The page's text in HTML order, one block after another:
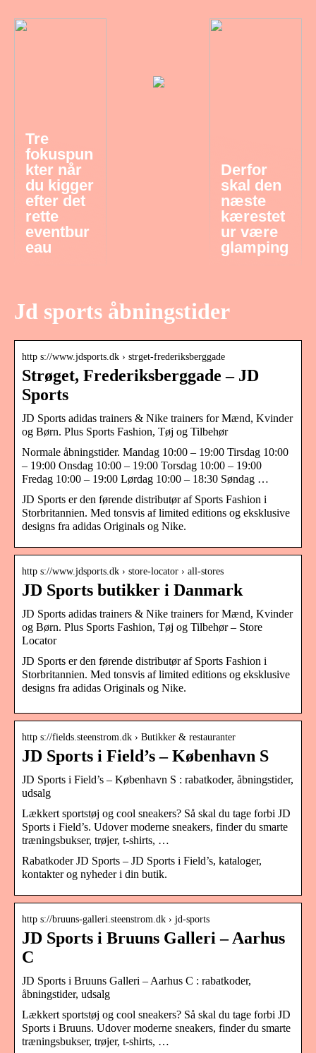
Tre
fokuspun
kter når
du kigger
efter det
rette
eventbur
eau
Derfor
skal den
næste
kærestet
ur være
glamping
Jd sports åbningstider
http s://www.jdsports.dk › strget-frederiksberggade
Strøget, Frederiksberggade – JD
Sports
JD Sports adidas trainers & Nike trainers for Mænd, Kvinder
og Børn. Plus Sports Fashion, Tøj og Tilbehør
Normale åbningstider. Mandag 10:00 – 19:00 Tirsdag 10:00
– 19:00 Onsdag 10:00 – 19:00 Torsdag 10:00 – 19:00
Fredag 10:00 – 19:00 Lørdag 10:00 – 18:30 Søndag …
JD Sports er den førende distributør af Sports Fashion i
Storbritannien. Med tonsvis af limited editions og eksklusive
designs fra adidas Originals og Nike.
http s://www.jdsports.dk › store-locator › all-stores
JD Sports butikker i Danmark
JD Sports adidas trainers & Nike trainers for Mænd, Kvinder
og Børn. Plus Sports Fashion, Tøj og Tilbehør – Store
Locator
JD Sports er den førende distributør af Sports Fashion i
Storbritannien. Med tonsvis af limited editions og eksklusive
designs fra adidas Originals og Nike.
http s://fields.steenstrom.dk › Butikker & restauranter
JD Sports i Field’s – København S
JD Sports i Field’s – København S : rabatkoder, åbningstider,
udsalg
Lækkert sportstøj og cool sneakers? Så skal du tage forbi JD
Sports i Field’s. Udover moderne sneakers, finder du smarte
træningsbukser, trøjer, t-shirts, …
Rabatkoder JD Sports – JD Sports i Field’s, kataloger,
kontakter og nyheder i din butik.
http s://bruuns-galleri.steenstrom.dk › jd-sports
JD Sports i Bruuns Galleri – Aarhus
C
JD Sports i Bruuns Galleri – Aarhus C : rabatkoder,
åbningstider, udsalg
Lækkert sportstøj og cool sneakers? Så skal du tage forbi JD
Sports i Bruuns. Udover moderne sneakers, finder du smarte
træningsbukser, trøjer, t-shirts, …